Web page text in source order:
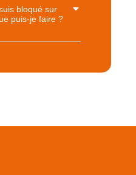
bloqué sur
puis-je faire ?